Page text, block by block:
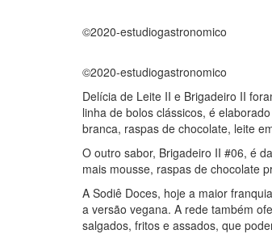
©2020-estudiogastronomico
©2020-estudiogastronomico
Delícia de Leite II e Brigadeiro II
linha de bolos clássicos, é
branca, raspas de chocolate, leite
O outro sabor, Brigadeiro II #06, é
mais mousse, raspas de chocolate
A Sodiê Doces, hoje a maior
a versão vegana. A rede também
salgados, fritos e assados, que